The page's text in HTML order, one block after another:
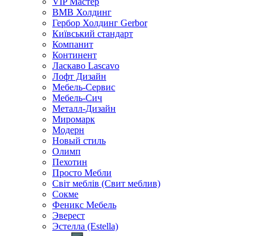
ВМВ Холдинг
Гербор Холдинг Gerbor
Київський стандарт
Компанит
Континент
Ласкаво Lascavo
Лофт Дизайн
Мебель-Сервис
Мебель-Сич
Металл-Дизайн
Миромарк
Модерн
Новый стиль
Олимп
Пехотин
Просто Мебли
Світ меблів (Свит меблив)
Сокме
Феникс Мебель
Эверест
Эстелла (Estella)